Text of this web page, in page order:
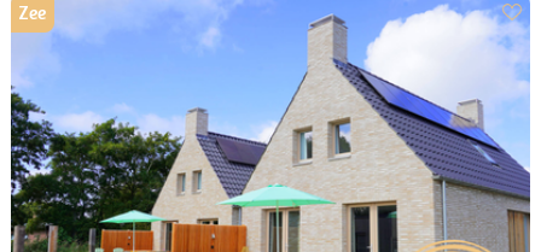
Zee